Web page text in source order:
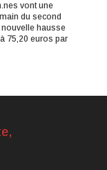
vont une
du second
hausse
75,20 euros par